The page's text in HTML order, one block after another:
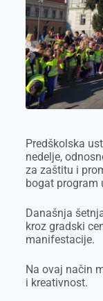
k
Predškolska
nedelje,
za zaštitu i
bogat program
Današnja
kroz gradski
manifestacije.
Na ovaj način
i kreativnost.